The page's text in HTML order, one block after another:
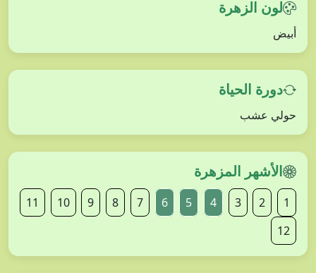
لون الزهرة
أبيض
دورة الحياة
حولي عشب
الأشهر المزهرة
1
2
3
4
5
6
7
8
9
10
11
12